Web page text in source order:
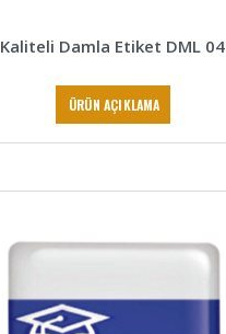
Kaliteli Damla Etiket DML 04
ÜRÜN AÇIKLAMA